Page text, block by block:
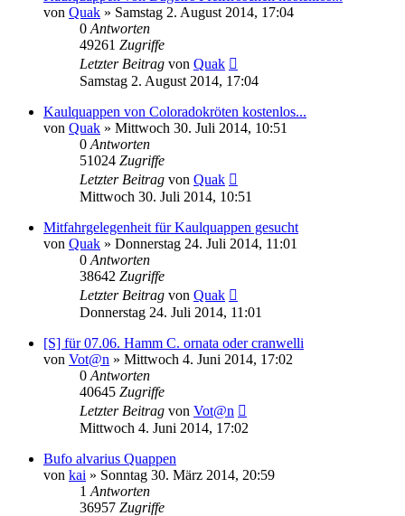
von Quak » Samstag 2. August 2014, 17:04
0 Antworten
49261 Zugriffe
Letzter Beitrag von Quak
Samstag 2. August 2014, 17:04
Kaulquappen von Coloradokröten kostenlos...
von Quak » Mittwoch 30. Juli 2014, 10:51
0 Antworten
51024 Zugriffe
Letzter Beitrag von Quak
Mittwoch 30. Juli 2014, 10:51
Mitfahrgelegenheit für Kaulquappen gesucht
von Quak » Donnerstag 24. Juli 2014, 11:01
0 Antworten
38642 Zugriffe
Letzter Beitrag von Quak
Donnerstag 24. Juli 2014, 11:01
[S] für 07.06. Hamm C. ornata oder cranwelli
von Vot@n » Mittwoch 4. Juni 2014, 17:02
0 Antworten
40645 Zugriffe
Letzter Beitrag von Vot@n
Mittwoch 4. Juni 2014, 17:02
Bufo alvarius Quappen
von kai » Sonntag 30. März 2014, 20:59
1 Antworten
36957 Zugriffe